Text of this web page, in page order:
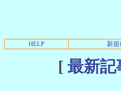
HELP 新
[ 最新